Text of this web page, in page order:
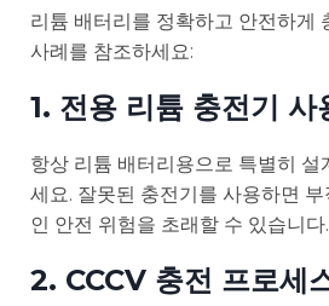
리튬 배터리를 정확하고 안전하게
사례를 참조하세요:
1. 전용 리튬 충전기 사
항상 리튬 배터리용으로 특별히
세요. 잘못된 충전기를 사용하면
인 안전 위험을 초래할 수 있습니다.
2. CCCV 충전 프로세